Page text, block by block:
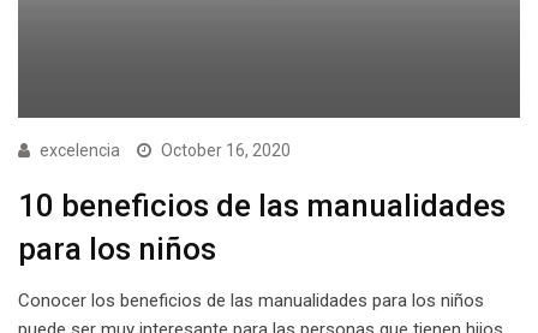
excelencia October 16, 2020
10 beneficios de las manualidades
para los niños
Conocer los beneficios de las manualidades para los niños